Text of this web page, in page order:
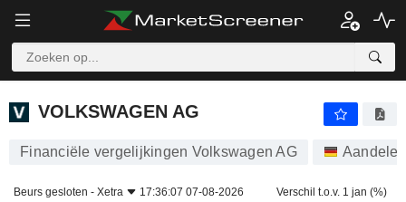
VOLKSWAGEN AG
VOLKSWAGEN AG
Financiële vergelijkingen Volkswagen AG Aandelen
Beurs gesloten - Xetra 17:36:07 07-08-2026 Verschil t.o.v. 1 jan (%)